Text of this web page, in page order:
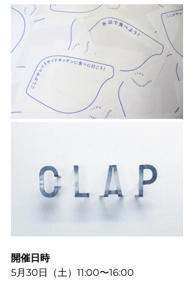
開催日時
5月30日（土）11:00〜16:00